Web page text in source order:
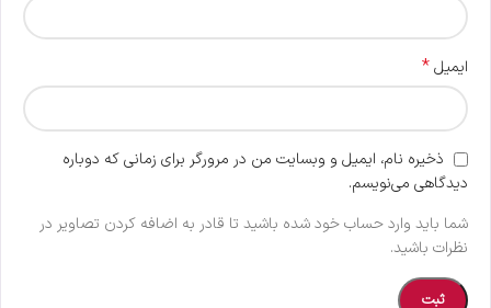
ایمیل*
ذخیره نام، ایمیل و وبسایت من در مرورگر برای زمانی که دوباره
دیدگاهی می‌نویسم.
شما باید وارد حساب خود شده باشید تا قادر به اضافه کردن تصاویر در
نظرات باشید.